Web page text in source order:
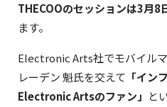
THECOOのセッションは3月
ます。
Electronic Arts社でモバイル
レーデン 魁氏を交えて 「イン
Electronic Artsのファン」 と